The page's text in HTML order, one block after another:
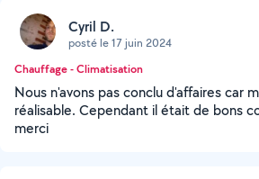
Cyril D.
posté le 17 juin 2024
Chauffage - Climatisation
Nous n'avons pas conclu d'affaires car
réalisable. Cependant il était de bons
merci